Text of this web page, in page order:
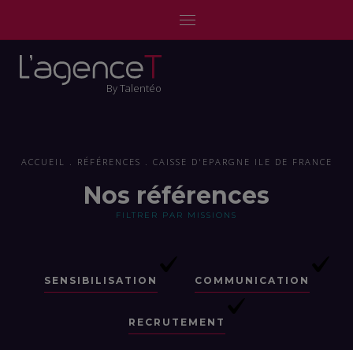
By Talentéo
ACCUEIL RÉFÉRENCES CAISSE D'EPARGNE ILE DE FRANCE
Nos références
FILTRER PAR MISSIONS
SENSIBILISATION COMMUNICATION
RECRUTEMENT